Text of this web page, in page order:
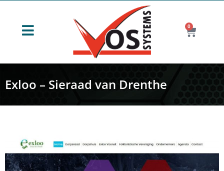
0
Exloo – Sieraad van Drenthe